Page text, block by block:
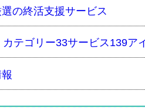
の終活支援サービス
テゴリー33サービス139ア